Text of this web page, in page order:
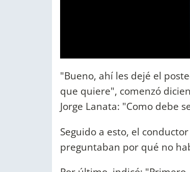
"Bueno, ahí les dejé el
que quiere", comenzó
Jorge Lanata: "Como debe
Seguido a esto, el
preguntaban por qué no